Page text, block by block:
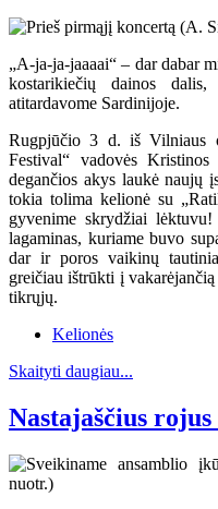
„A-ja-ja-jaaaai“ – dar dabar
kostarikiečių dainos
atitardavome Sardinijoje.
Rugpjūčio 3 d. iš Vilniaus
Festival“ vadovės
degančios akys laukė naujų
tokia tolima kelionė su
gyvenime skrydžiai
lagaminas, kuriame buvo
dar ir poros vaikinų
greičiau ištrūkti į
tikrųjų.
Kelionės
Skaityti daugiau...
Nastajaščius rojus